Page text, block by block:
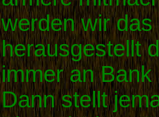
werden wir
herausgestellt
immer an Bank
Dann stellt